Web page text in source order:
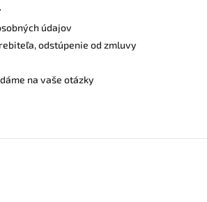
údajov
odstúpenie od zmluvy
na vaše otázky